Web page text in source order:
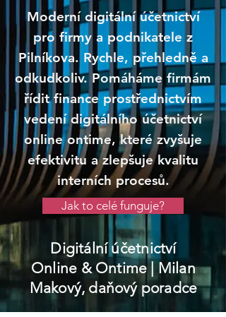
Moderní digitální účetnictví
pro firmy a podnikatele z
Pilníkova. Rychle, přehledně a
odkudkoliv. Pomáháme firmám
řídit finance prostřednictvím
vedení digitálního účetnictví
online ontime, které zvyšuje
efektivitu a zlepšuje kvalitu
interních procesů.
Jak to celé funguje?
Digitální účetnictví
Online & Ontime| Milan
Makový, daňový poradce